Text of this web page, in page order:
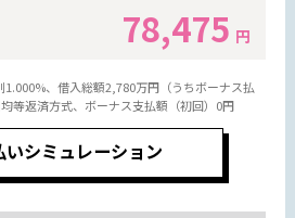
78,475 円
、借入総額2,780万円（うちボーナス払
等返済方式、ボーナス支払額（初回）0円
いシミュレーション